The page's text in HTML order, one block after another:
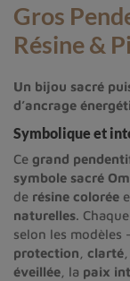
Gros
Résine &
Un bijou sacré
d’ancrage
Symbolique et
Ce grand
symbole sacré Om
de résine colorée
naturelles.
selon les modèles
protection clarté
éveillée , la paix